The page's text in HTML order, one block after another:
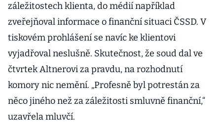
záležitostech klienta, do médií například
zveřejňoval informace o finanční situaci ČSSD. V
tiskovém prohlášení se navíc ke klientovi
vyjadřoval neslušně. Skutečnost, že soud dal ve
čtvrtek Altnerovi za pravdu, na rozhodnutí
komory nic nemění. „Profesně byl potrestán za
něco jiného než za záležitosti smluvně finanční,“
uzavřela mluvčí.